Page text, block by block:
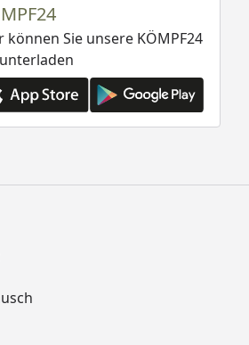
können Sie unsere KÖMPF24